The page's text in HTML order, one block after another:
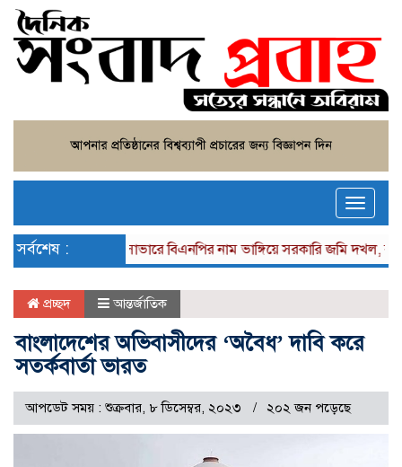
Toggle
সর্বশেষ : সাভারে বিএনপির নাম ভাঙ্গিয়ে সরকারি জমি দখল, বাড়ীঘর
প্রচ্ছদ আন্তর্জাতিক
বাংলাদেশের অভিবাসীদের ‘অবৈধ’ দাবি করে
সতর্কবার্তা ভারত
আপডেট সময় : শুক্রবার, ৮ ডিসেম্বর, ২০২৩ ২০২ জন পড়েছে